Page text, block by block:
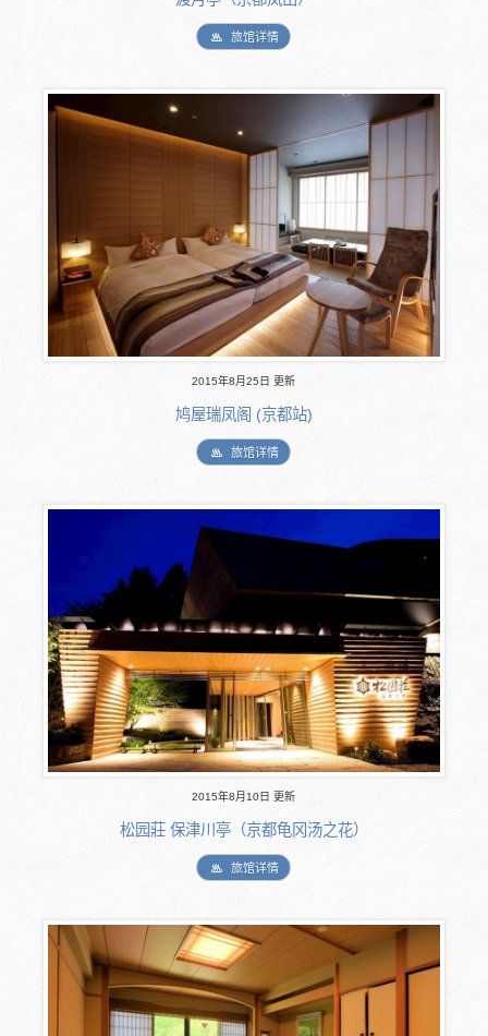
旅馆详情
2015年8月25日 更新
鸠屋瑞凤阁 (京都站)
旅馆详情
2015年8月10日 更新
松园莊 保津川亭（京都龟冈汤之花）
旅馆详情